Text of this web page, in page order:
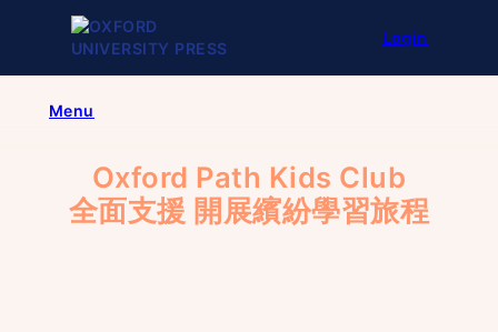
Login
Menu
Oxford Path Kids Club
全面支援 開展繽紛學習旅程